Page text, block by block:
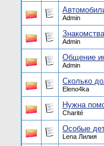
Admin
Admin
Общение
Admin
Сколько
Eleno4ka
Нужна
Charité
Особые
Lena Лилия